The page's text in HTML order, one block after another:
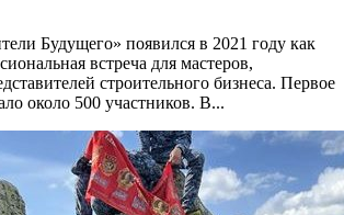
Будущего» появился в 2021 году как
встреча для мастеров,
строительного бизнеса. Первое
около 500 участников. В...